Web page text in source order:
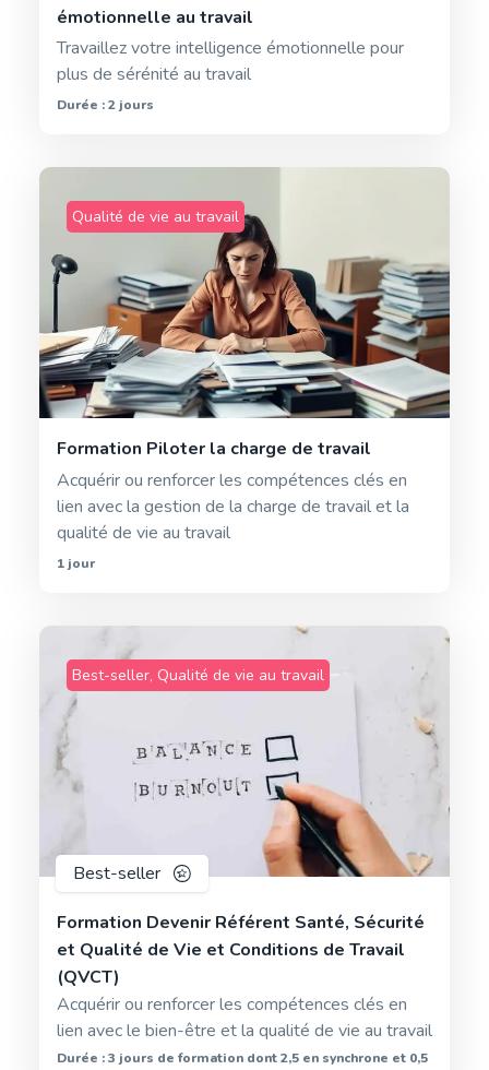
émotionnelle au travail
Travaillez votre intelligence émotionnelle pour
plus de sérénité au travail
Durée : 2 jours
Qualité de vie au travail
Formation Piloter la charge de travail
Acquérir ou renforcer les compétences clés en
lien avec la gestion de la charge de travail et la
qualité de vie au travail
1 jour
Best-seller, Qualité de vie au travail
Best-seller
Formation Devenir Référent Santé, Sécurité
et Qualité de Vie et Conditions de Travail
(QVCT)
Acquérir ou renforcer les compétences clés en
lien avec le bien-être et la qualité de vie au travail
Durée : 3 jours de formation dont 2,5 en synchrone et 0,5